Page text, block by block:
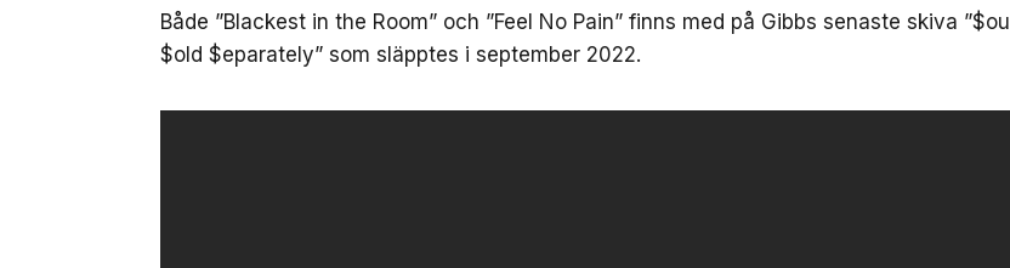
Både ”Blackest in the Room” och ”Feel No Pain” finns med på Gibbs senaste skiva ”$oul
$old $eparately” som släpptes i september 2022.